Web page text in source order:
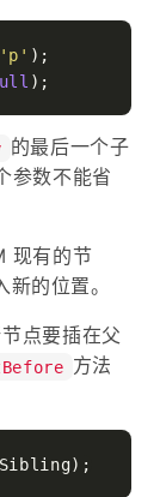
'p'
的最后一个子
参数不能省
现有的节
的位置。
点要插在父
方法